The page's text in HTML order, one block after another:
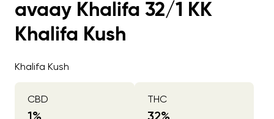
avaay Khalifa 32/1 KK
Khalifa Kush
Khalifa Kush
CBD
1%
THC
32%